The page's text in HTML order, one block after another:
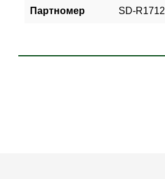
Партномер SD-R1712